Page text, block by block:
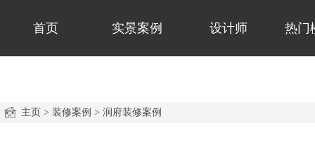
首页 实景案例 设计师 热门
主页 > 装修案例 > 润府装修案例